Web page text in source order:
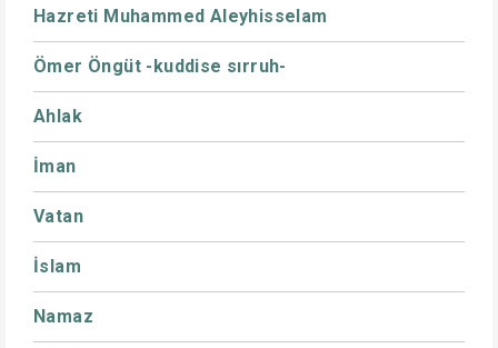
Hazreti Muhammed Aleyhisselam
Ömer Öngüt -kuddise sırruh-
Ahlak
İman
Vatan
İslam
Namaz